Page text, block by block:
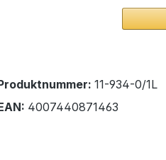
11-934-0/1L
4007440871463